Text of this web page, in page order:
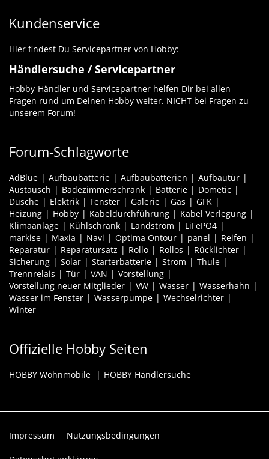
Kundenservice
Hier findest Du Servicepartner von Hobby:
Händlersuche / Servicepartner
Hobby-Händler und Servicepartner helfen Dir bei allen
Fragen rund um Deinen Hobby weiter. NICHT bei Fragen zu
unserem Forum!
Forum-Schlagworte
AdBlue Aufbaubatterie Aufbaubatterien
Aufbautür
Austausch
Badezimmerschrank Batterie
Dometic
Dusche
Elektrik Fenster Galerie Gas
GFK
Heizung
Hobby Kabeldurchführung
Kabel Verlegung
Klimaanlage
Kühlschrank Landstrom
LiFePO4
markise
Maxia Navi Optima Ontour panel
Reifen
Reparatur
Reparatursatz Rollo Rollos
Rücklichter
Sicherung
Solar Starterbatterie Strom
Thule
Trennrelais
Tür VAN
Vorstellung
Vorstellung neuer Mitglieder
VW Wasser
Wasserhahn
Wasser im Fenster
Wasserpumpe
Wechselrichter
Winter
Offizielle Hobby Seiten
HOBBY Wohnmobile HOBBY Händlersuche
Impressum Nutzungsbedingungen